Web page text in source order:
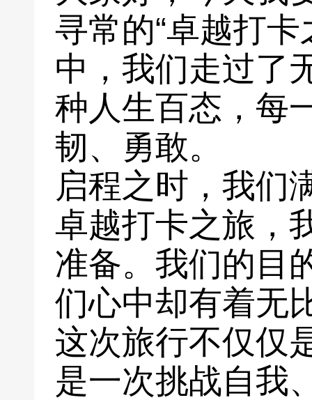
寻常的“卓越打
中，我们走过了
种人生百态，每
韧、勇敢。
启程之时，我们
卓越打卡之旅，
准备。我们的目
们心中却有着无
这次旅行不仅仅
是一次挑战自我